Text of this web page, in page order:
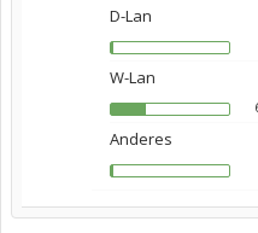
D-Lan
W-Lan
Anderes